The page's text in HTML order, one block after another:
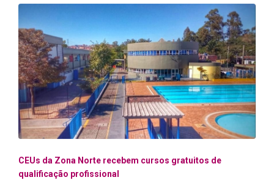
CEUs da Zona Norte recebem cursos gratuitos de
qualificação profissional